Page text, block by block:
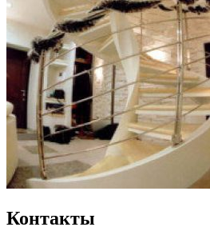
Контакты